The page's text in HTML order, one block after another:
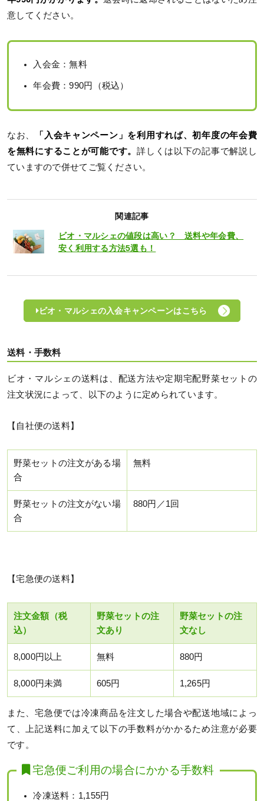
意してください。
入会金：無料
年会費：990円（税込）
なお、
「入会キャンペーン」を利用すれば、初年度の年会費
を無料にすることが可能です。詳しくは以下の記事で解説し
ていますので併せてご覧ください。
関連記事
ビオ・マルシェの値段は高い？ 送料や年会費、
安く利用する方法5選も！
ビオ・マルシェの入会キャンペーンはこちら
送料・手数料
ビオ・マルシェの送料は、配送方法や定期宅配野菜セットの
注文状況によって、以下のように定められています。
【自社便の送料】
野菜セットの注文がある場
合
無料
野菜セットの注文がない場
合
880円／1回
【宅急便の送料】
注文金額（税
込）
野菜セットの注
文あり
野菜セットの注
文なし
8,000円以上 無料 880円
8,000円未満 605円 1,265円
また、宅急便では冷凍商品を注文した場合や配送地域によっ
て、上記送料に加えて以下の手数料がかかるため注意が必要
です。
宅急便ご利用の場合にかかる手数料
冷凍送料：1,155円